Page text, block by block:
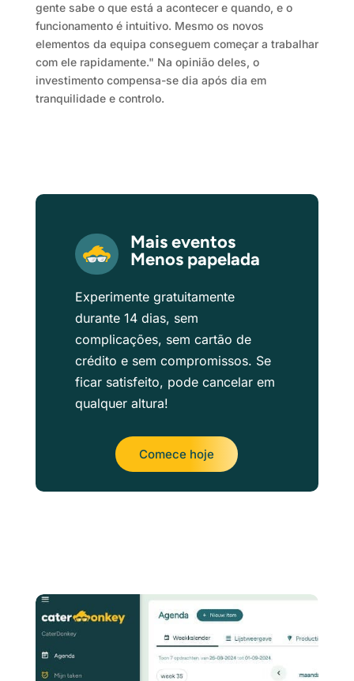
gente sabe o que está a acontecer e quando, e o
funcionamento é intuitivo. Mesmo os novos
elementos da equipa conseguem começar a trabalhar
com ele rapidamente." Na opinião deles, o
investimento compensa-se dia após dia em
tranquilidade e controlo.
Mais eventos
Menos papelada
Experimente gratuitamente
durante 14 dias, sem
complicações, sem cartão de
crédito e sem compromissos. Se
ficar satisfeito, pode cancelar em
qualquer altura!
Comece hoje